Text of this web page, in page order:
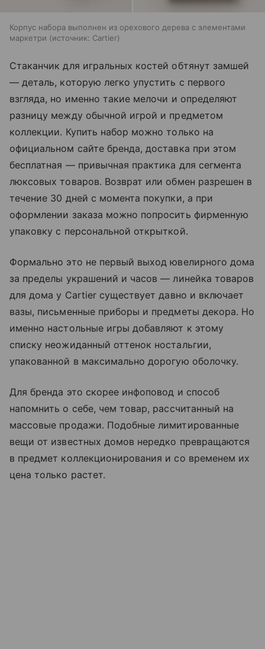
Корпус набора выполнен из орехового дерева с элементами
маркетри
источник: Cartier
Стаканчик для игральных костей обтянут замшей
— деталь, которую легко упустить с первого
взгляда, но именно такие мелочи и определяют
разницу между обычной игрой и предметом
коллекции. Купить набор можно только на
официальном сайте бренда, доставка при этом
бесплатная — привычная практика для сегмента
люксовых товаров. Возврат или обмен разрешен в
течение 30 дней с момента покупки, а при
оформлении заказа можно попросить фирменную
упаковку с персональной открыткой.
Формально это не первый выход ювелирного дома
за пределы украшений и часов — линейка товаров
для дома у Cartier существует давно и включает
вазы, письменные приборы и предметы декора. Но
именно настольные игры добавляют к этому
списку неожиданный оттенок ностальгии,
упакованной в максимально дорогую оболочку.
Для бренда это скорее инфоповод и способ
напомнить о себе, чем товар, рассчитанный на
массовые продажи. Подобные лимитированные
вещи от известных домов нередко превращаются
в предмет коллекционирования и со временем их
цена только растет.